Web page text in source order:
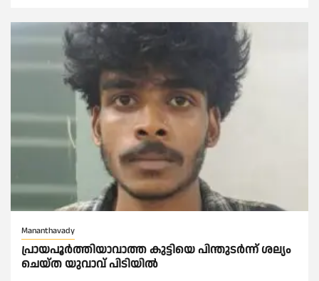
Mananthavady
പ്രായപൂർത്തിയാവാത്ത കുട്ടിയെ പിന്തുടർന്ന് ശല്യം
ചെയ്ത യുവാവ് പിടിയിൽ